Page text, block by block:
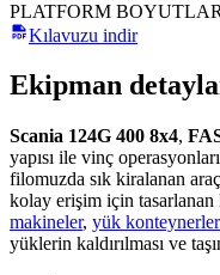
PLATFORM
Kılavuzu indir
Ekipman
Scania 124G 400 8x4,
yapısı ile vinç
filomuzda sık kiralanan
kolay erişim için
makineler, yük
yüklerin kaldırılması ve